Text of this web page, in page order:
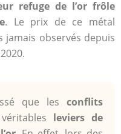
refuge de l’or frôle
. Le prix de ce métal
observés depuis
que les conflits
leviers de